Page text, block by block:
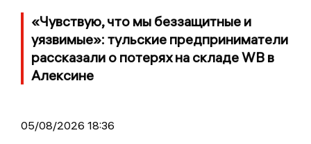
«Чувствую, что мы беззащитные и
уязвимые»: тульские предприниматели
рассказали о потерях на складе WB в
Алексине
05/08/2026 18:36